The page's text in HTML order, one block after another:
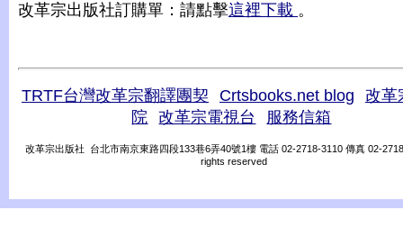
改革宗出版社訂購單：請點擊這裡下載 。
TRTF台灣改革宗翻譯團契 Crtsbooks.net blog
改革
院
改革宗電視台 服務信箱
改革宗出版社 台北市南京東路四段133巷6弄40號1樓 電話 02-2718-3110 傳真 02-
rights reserved